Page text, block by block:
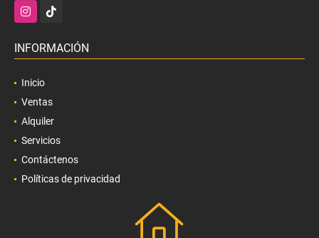
Instagram
TikTok
INFORMACIÓN
Inicio
Ventas
Alquiler
Servicios
Contáctenos
Políticas de privacidad